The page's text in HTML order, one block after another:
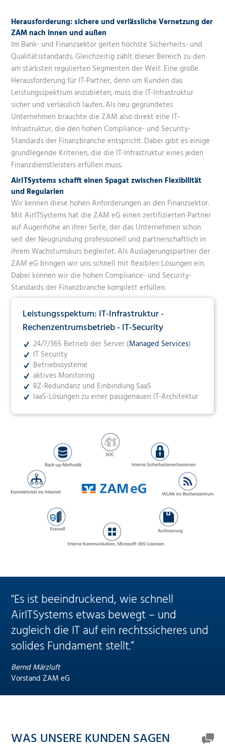
Herausforderung:sichere und verlässliche Vernetzung der
ZAM nach innen und außen
Im Bank- und Finanzsektor gelten höchste Sicherheits- und
Qualitätsstandards. Gleichzeitig zählt dieser Bereich zu den
am stärksten regulierten Segmenten der Welt. Eine große
Herausforderung für IT-Partner, denn um Kunden das
Leistungsspektrum anzubieten, muss die IT-Infrastruktur
sicher und verlässlich laufen. Als neu gegründetes
Unternehmen brauchte die ZAM also direkt eine IT-
Infrastruktur, die den hohen Compliance- und Security-
Standards der Finanzbranche entspricht. Dabei gibt es einige
grundlegende Kriterien, die die IT-Infrastruktur eines jeden
Finanzdienstleisters erfüllen muss.
AirITSystems schafft einen Spagat zwischen Flexibilität
und Regularien
Wir kennen diese hohen Anforderungen an den Finanzsektor.
Mit AirITSystems hat die ZAM eG einen zertifizierten Partner
auf Augenhöhe an ihrer Seite, der das Unternehmen schon
seit der Neugründung professionell und partnerschaftlich in
ihrem Wachstumskurs begleitet. Als Auslagerungspartner der
ZAM eG bringen wir uns schnell mit flexiblen Lösungen ein.
Dabei können wir die hohen Compliance- und Security-
Standards der Finanzbranche komplett erfüllen.
Leistungsspektum: IT-Infrastruktur -
Rechenzentrumsbetrieb - IT-Security
24/7/365 Betrieb der Server (Managed Services)
IT Security
Betriebssysteme
aktives Monitoring
RZ-Redundanz und Einbindung SaaS
IaaS-Lösungen zu einer passgenauen IT-Architektur
"Es ist beeindruckend, wie schnell
AirITSystems etwas bewegt – und
zugleich die IT auf ein rechtssicheres und
solides Fundament stellt.“
Bernd Märzluft
Vorstand ZAM eG
WAS UNSERE KUNDEN SAGEN